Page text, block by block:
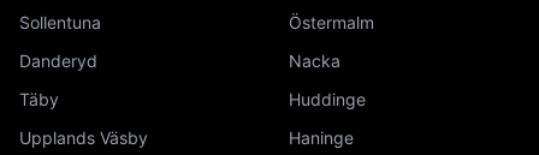
Sollentuna
Danderyd
Täby
Upplands Väsby
Östermalm
Nacka
Huddinge
Haninge